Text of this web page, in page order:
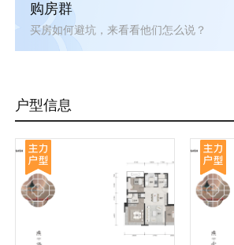
购房群
买房如何避坑，来看看他们怎么说？
户型信息